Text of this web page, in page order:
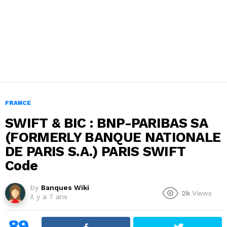
FRANCE
SWIFT & BIC : BNP-PARIBAS SA
(FORMERLY BANQUE NATIONALE
DE PARIS S.A.) PARIS SWIFT
Code
by Banques Wiki
il y a 7 ans
2k Views